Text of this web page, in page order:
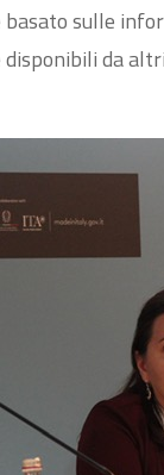
sulle
disponibili da